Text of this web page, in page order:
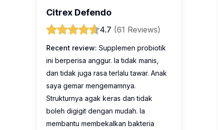
Citrex Defendo
4.7 (61 Reviews)
Recent review: Supplemen probiotik
ini berperisa anggur. Ia tidak manis,
dan tidak juga rasa terlalu tawar. Anak
saya gemar mengemamnya.
Strukturnya agak keras dan tidak
boleh digigit dengan mudah. Ia
membantu membekalkan bakteria